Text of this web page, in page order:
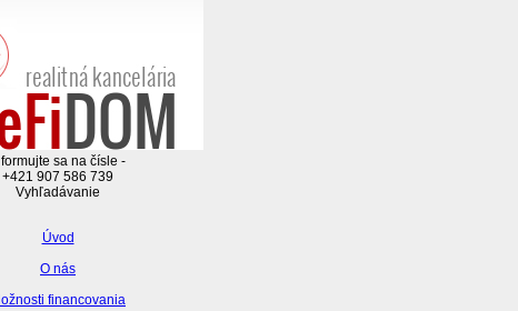
sa na čísle -
+421 907 586 739
Vyhľadávanie
Úvod
O nás
financovania